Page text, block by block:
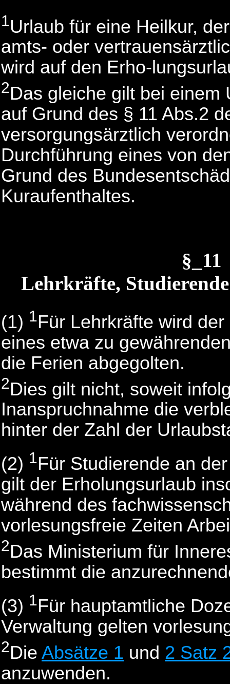
1Urlaub für eine Heilkur,
amts- oder
wird auf den Erho-
2Das gleiche gilt bei einem
auf Grund des § 11 Abs.2
versorgungsärztlich
Durchführung eines von
Grund des
Kuraufenthaltes.
Lehrkräfte,
(1) 1Für Lehrkräfte wird
eines etwa zu
die Ferien abgegolten.
2Dies gilt nicht, soweit
Inanspruchnahme die
hinter der Zahl der
(2) 1Für Studierende an
gilt der Erholungsurlaub
während des
vorlesungsfreie Zeiten
2Das Ministerium für
bestimmt die
(3) 1Für hauptamtliche
Verwaltung gelten
2Die Absätze 1 und 2 Satz
anzuwenden.